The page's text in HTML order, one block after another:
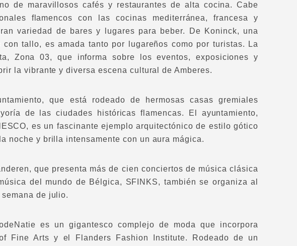
de maravillosos cafés y restaurantes de alta cocina. Cabe
flamencos con las cocinas mediterránea, francesa y
variedad de bares y lugares para beber. De Koninck, una
tallo, es amada tanto por lugareños como por turistas. La
Zona 03, que informa sobre los eventos, exposiciones y
la vibrante y diversa escena cultural de Amberes.
que está rodeado de hermosas casas gremiales
de las ciudades históricas flamencas. El ayuntamiento,
es un fascinante ejemplo arquitectónico de estilo gótico
noche y brilla intensamente con un aura mágica.
que presenta más de cien conciertos de música clásica
del mundo de Bélgica, SFINKS, también se organiza al
de julio.
es un gigantesco complejo de moda que incorpora
Fine Arts y el Flanders Fashion Institute. Rodeado de un